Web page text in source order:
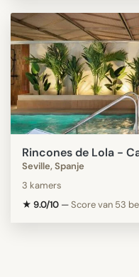
Rincones de Lola -
Seville, Spanje
3 kamers
★ 9.0/10 —Score van 53